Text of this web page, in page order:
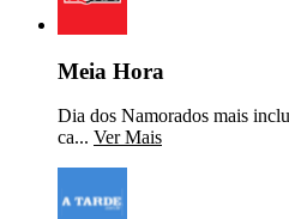
Meia Hora
Dia dos Namorados mais
ca... Ver Mais